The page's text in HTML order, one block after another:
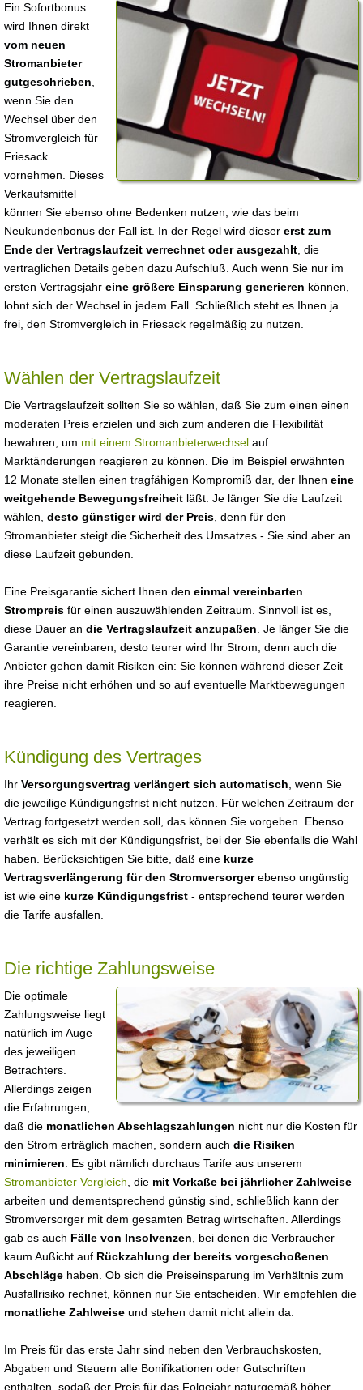
Ein Sofortbonus
wird Ihnen direkt
vom neuen
Stromanbieter
gutgeschrieben
wenn Sie den
Wechsel über den
Stromvergleich für
Friesack
vornehmen. Dieses
Verkaufsmittel
können Sie ebenso ohne Bedenken nutzen, wie das beim
Neukundenbonus der Fall ist. In der Regel wird dieser erst zum
Ende der Vertragslaufzeit verrechnet oder ausgezahlt , die
vertraglichen Details geben dazu Aufschluß. Auch wenn Sie nur im
ersten Vertragsjahr eine größere Einsparung generieren können,
lohnt sich der Wechsel in jedem Fall. Schließlich steht es Ihnen ja
frei, den Stromvergleich in Friesack regelmäßig zu nutzen.
Wählen der Vertragslaufzeit
Die Vertragslaufzeit sollten Sie so wählen, daß Sie zum einen einen
moderaten Preis erzielen und sich zum anderen die Flexibilität
bewahren, um mit einem Stromanbieterwechsel auf
Marktänderungen reagieren zu können. Die im Beispiel erwähnten
12 Monate stellen einen tragfähigen Kompromiß dar, der Ihnen eine
weitgehende Bewegungsfreiheit läßt. Je länger Sie die Laufzeit
wählen, desto günstiger wird der Preis , denn für den
Stromanbieter steigt die Sicherheit des Umsatzes - Sie sind aber an
diese Laufzeit gebunden.
Eine Preisgarantie sichert Ihnen den einmal vereinbarten
Strompreis für einen auszuwählenden Zeitraum. Sinnvoll ist es,
diese Dauer an die Vertragslaufzeit anzupaßen . Je länger Sie die
Garantie vereinbaren, desto teurer wird Ihr Strom, denn auch die
Anbieter gehen damit Risiken ein: Sie können während dieser Zeit
ihre Preise nicht erhöhen und so auf eventuelle Marktbewegungen
reagieren.
Kündigung des Vertrages
Ihr Versorgungsvertrag verlängert sich automatisch , wenn Sie
die jeweilige Kündigungsfrist nicht nutzen. Für welchen Zeitraum der
Vertrag fortgesetzt werden soll, das können Sie vorgeben. Ebenso
verhält es sich mit der Kündigungsfrist, bei der Sie ebenfalls die Wahl
haben. Berücksichtigen Sie bitte, daß eine kurze
Vertragsverlängerung für den Stromversorgerebenso ungünstig
ist wie eine kurze Kündigungsfrist - entsprechend teurer werden
die Tarife ausfallen.
Die richtige Zahlungsweise
Die optimale
Zahlungsweise liegt
natürlich im Auge
des jeweiligen
Betrachters.
Allerdings zeigen
die Erfahrungen,
daß die monatlichen Abschlagszahlungen nicht nur die Kosten für
den Strom erträglich machen, sondern auch die Risiken
minimieren . Es gibt nämlich durchaus Tarife aus unserem
Stromanbieter Vergleich , die mit Vorkaße bei jährlicher Zahlweise
arbeiten und dementsprechend günstig sind, schließlich kann der
Stromversorger mit dem gesamten Betrag wirtschaften. Allerdings
gab es auch Fälle von Insolvenzen , bei denen die Verbraucher
kaum Außicht auf Rückzahlung der bereits vorgeschoßenen
Abschläge haben. Ob sich die Preiseinsparung im Verhältnis zum
Ausfallrisiko rechnet, können nur Sie entscheiden. Wir empfehlen die
monatliche Zahlweise und stehen damit nicht allein da.
Im Preis für das erste Jahr sind neben den Verbrauchskosten,
Abgaben und Steuern alle Bonifikationen oder Gutschriften
enthalten, sodaß der Preis für das Folgejahr naturgemäß höher